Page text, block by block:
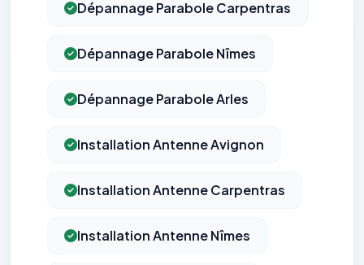
Dépannage Parabole Carpentras
Dépannage Parabole Nîmes
Dépannage Parabole Arles
Installation Antenne Avignon
Installation Antenne Carpentras
Installation Antenne Nîmes